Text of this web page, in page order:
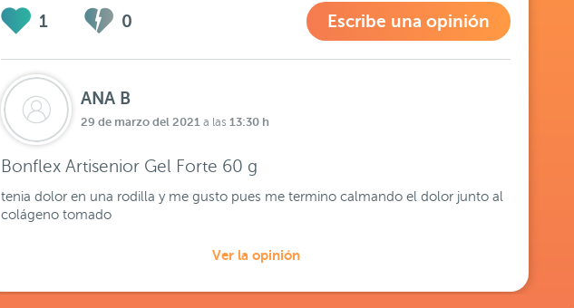
1 0 Escribe una opinión
ANA B
29 de marzo del 2021 a las 13:30 h
Bonflex Artisenior Gel Forte 60 g
tenia dolor en una rodilla y me gusto pues me termino calmando el dolor junto al
colágeno tomado
Ver la opinión